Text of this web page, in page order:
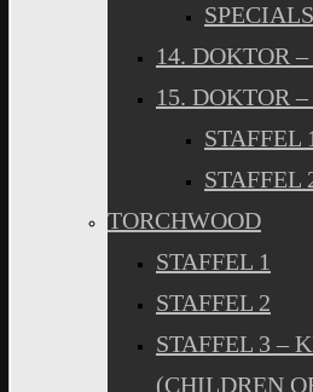
14. DOKTOR
15. DOKTOR
STAFFEL
STAFFEL
TORCHWOOD
STAFFEL 1
STAFFEL 2
STAFFEL 3 –
(CHILDREN